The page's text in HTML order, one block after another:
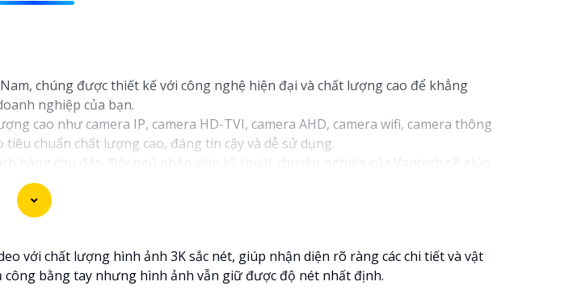
chúng được thiết kế với công nghệ hiện đại và chất lượng cao để khẳng
nghiệp của bạn.
cao như camera IP, camera HD-TVI, camera AHD, camera wifi, camera thông
chuẩn chất lượng cao, đáng tin cậy và dễ sử dụng.
hàng chu đáo. Đội ngũ nhân viên kỹ thuật chuyên nghiệp của Vantech sẽ giúp
doanh nghiệp của mình, Camera Vantech Việt Nam là một lựa chọn hàng
với chất lượng hình ảnh 3K sắc nét, giúp nhận diện rõ ràng các chi tiết và vật
bằng tay nhưng hình ảnh vẫn giữ được độ nét nhất định.